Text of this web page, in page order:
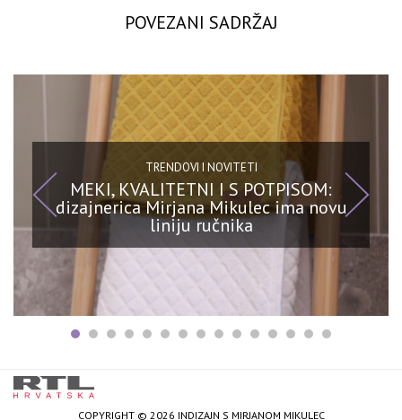
POVEZANI SADRŽAJ
TRENDOVI I NOVITETI
MEKI, KVALITETNI I S POTPISOM:
dizajnerica Mirjana Mikulec ima novu
liniju ručnika
COPYRIGHT © 2026 INDIZAJN S MIRJANOM MIKULEC